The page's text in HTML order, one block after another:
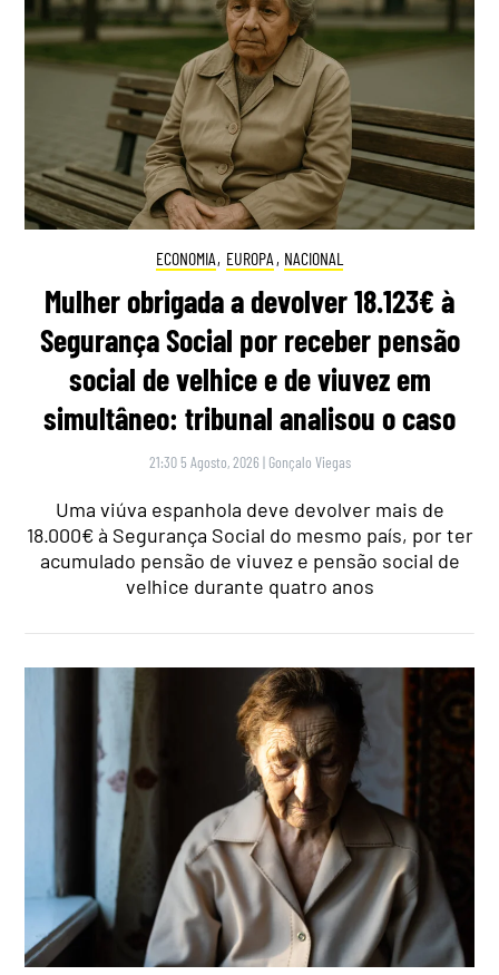
ECONOMIA, EUROPA , NACIONAL
Mulher obrigada a devolver 18.123€ à
Segurança Social por receber pensão
social de velhice e de viuvez em
simultâneo: tribunal analisou o caso
21:30 5 Agosto, 2026 | Gonçalo Viegas
Uma viúva espanhola deve devolver mais de
18.000€ à Segurança Social do mesmo país, por ter
acumulado pensão de viuvez e pensão social de
velhice durante quatro anos